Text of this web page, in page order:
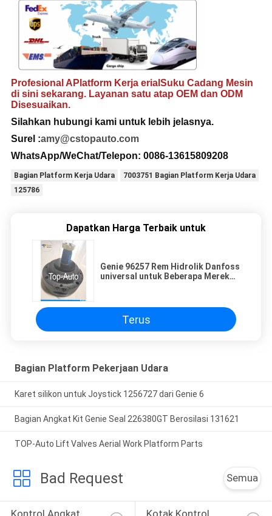
Profesional A Platform Kerja erial Suku Cadang Mesin
di sini sekarang. Layanan satu atap OEM dan ODM
Disesuaikan.
Silahkan hubungi kami untuk lebih jelasnya.
Surel :amy@cstopauto.com
WhatsApp/WeChat/Telepon: 0086-13615809208
Bagian Platform Kerja Udara
7003751 Bagian Platform Kerja Udara
125786
Dapatkan Harga Terbaik untuk
Genie 96257 Rem Hidrolik Danfoss
universal untuk Beberapa Merek
Terus
Bagian Platform Pekerjaan Udara
Karet silikon untuk Joystick 1256727 dari Genie 6
Bagian Angkat Kit Genie Seal 226380GT Berosilasi 131621
TOP-Auto Lift Valves Aerial Work Platform Parts
Bad Request Semua